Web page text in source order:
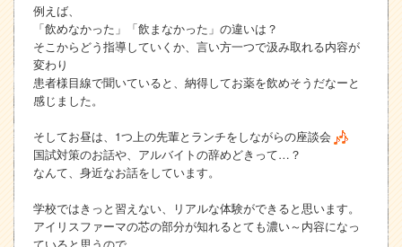
例えば、
「飲めなかった」「飲まなかった」の違いは？
そこからどう指導していくか、言い方一つで汲み取れる内容が
変わり
患者様目線で聞いていると、納得してお薬を飲めそうだなーと
感じました。
そしてお昼は、1つ上の先輩とランチをしながらの座談会
国試対策のお話や、アルバイトの辞めどきって…？
なんて、身近なお話をしています。
学校ではきっと習えない、リアルな体験ができると思います。
アイリスファーマの芯の部分が知れるとても濃い～内容になっ